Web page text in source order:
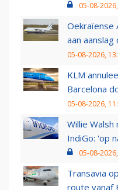
05-08-
Oekraïense
aan
05-08-2026,
KLM
Barcelona
05-08-2026,
Willie
IndiGo: 'op
05-08-
Transavia
route vanaf